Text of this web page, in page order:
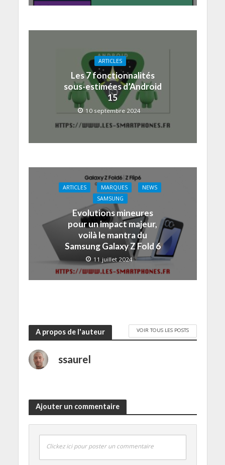
ARTICLES
Les 7 fonctionnalités
sous-estimées d’Android
15
10 septembre 2024
ARTICLES MARQUES
NEWS
SAMSUNG
Evolutions mineures
pour un impact majeur,
voilà le mantra du
Samsung Galaxy Z Fold 6
11 juillet 2024
A propos de l'auteur VOIR TOUS LES POSTS
ssaurel
Ajouter un commentaire
Clickez ici pour poster un commentaire